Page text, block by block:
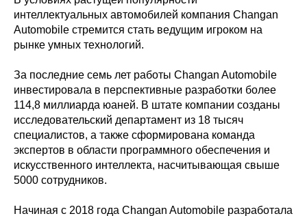
интеллектуальных автомобилей компания Changan
Automobile стремится стать ведущим игроком на
рынке умных технологий.
За последние семь лет работы Changan Automobile
инвестировала в перспективные разработки более
114,8 миллиарда юаней. В штате компании созданы
исследовательский департамент из 18 тысяч
специалистов, а также сформирована команда
экспертов в области программного обеспечения и
искусственного интеллекта, насчитывающая свыше
5000 сотрудников.
Начиная с 2018 года Changan Automobile разработала